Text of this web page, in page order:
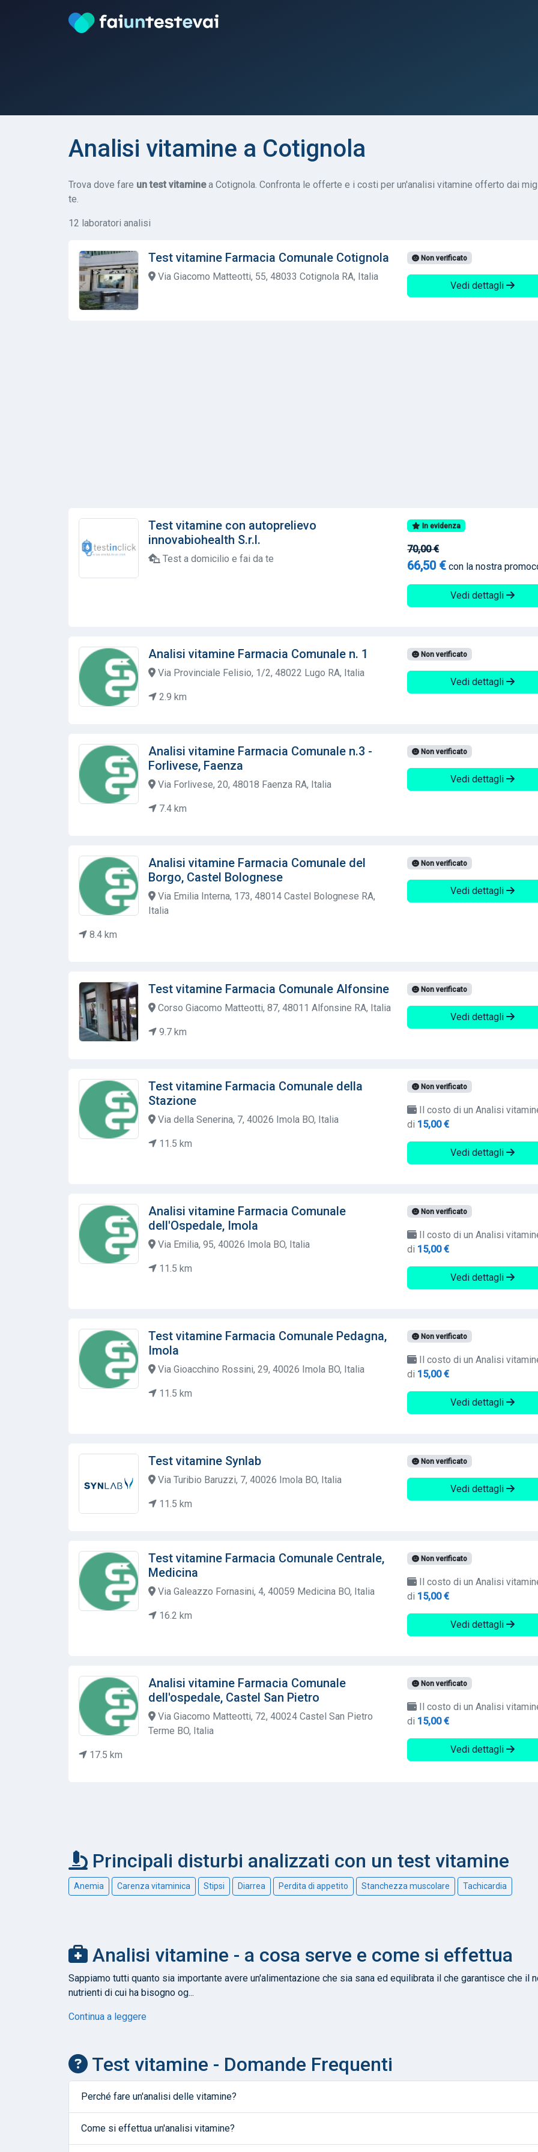
Analisi vitamine a Cotignola
Trova dove fare un test vitaminea Cotignola. Confronta le offerte e i costi per un'analisi vitamine offerto dai
te.
12 laboratori analisi
Test vitamine Farmacia Comunale Cotignola
Via Giacomo Matteotti, 55, 48033 Cotignola RA, Italia
Non verificato
Vedi dettagli
Test vitamine con autoprelievo
innovabiohealth S.r.l.
Test a domicilio e fai da te
In evidenza
70,00 €
66,50 € con la nostra
Vedi dettagli
Analisi vitamine Farmacia Comunale n. 1
Via Provinciale Felisio, 1/2, 48022 Lugo RA, Italia
2.9 km
Non verificato
Vedi dettagli
Analisi vitamine Farmacia Comunale n.3 -
Forlivese, Faenza
Via Forlivese, 20, 48018 Faenza RA, Italia
7.4 km
Non verificato
Vedi dettagli
Analisi vitamine Farmacia Comunale del
Borgo, Castel Bolognese
Via Emilia Interna, 173, 48014 Castel Bolognese RA,
Italia
8.4 km
Non verificato
Vedi dettagli
Test vitamine Farmacia Comunale Alfonsine
Corso Giacomo Matteotti, 87, 48011 Alfonsine RA, Italia
9.7 km
Non verificato
Vedi dettagli
Test vitamine Farmacia Comunale della
Stazione
Via della Senerina, 7, 40026 Imola BO, Italia
11.5 km
Non verificato
Il costo di un Analisi
di 15,00 €
Vedi dettagli
Analisi vitamine Farmacia Comunale
dell'Ospedale, Imola
Via Emilia, 95, 40026 Imola BO, Italia
11.5 km
Non verificato
Il costo di un Analisi
di 15,00 €
Vedi dettagli
Test vitamine Farmacia Comunale Pedagna,
Imola
Via Gioacchino Rossini, 29, 40026 Imola BO, Italia
11.5 km
Non verificato
Il costo di un Analisi
di 15,00 €
Vedi dettagli
Test vitamine Synlab
Via Turibio Baruzzi, 7, 40026 Imola BO, Italia
11.5 km
Non verificato
Vedi dettagli
Test vitamine Farmacia Comunale Centrale,
Medicina
Via Galeazzo Fornasini, 4, 40059 Medicina BO, Italia
16.2 km
Non verificato
Il costo di un Analisi
di 15,00 €
Vedi dettagli
Analisi vitamine Farmacia Comunale
dell'ospedale, Castel San Pietro
Via Giacomo Matteotti, 72, 40024 Castel San Pietro
Terme BO, Italia
17.5 km
Non verificato
Il costo di un Analisi
di 15,00 €
Vedi dettagli
Principali disturbi analizzati con un test vitamine
Anemia Carenza vitaminica Stipsi Diarrea Perdita di appetito Stanchezza muscolare Tachicardia
Analisi vitamine - a cosa serve e come si effettua
Sappiamo tutti quanto sia importante avere un'alimentazione che sia sana ed equilibrata il che garantisce che il
nutrienti di cui ha bisogno og...
Continua a leggere
Test vitamine - Domande Frequenti
Perché fare un'analisi delle vitamine?
Come si effettua un'analisi vitamine?